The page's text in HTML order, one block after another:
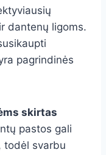
dantenų ligoms.
pagrindinės
skirtas
pastos gali
todėl svarbu